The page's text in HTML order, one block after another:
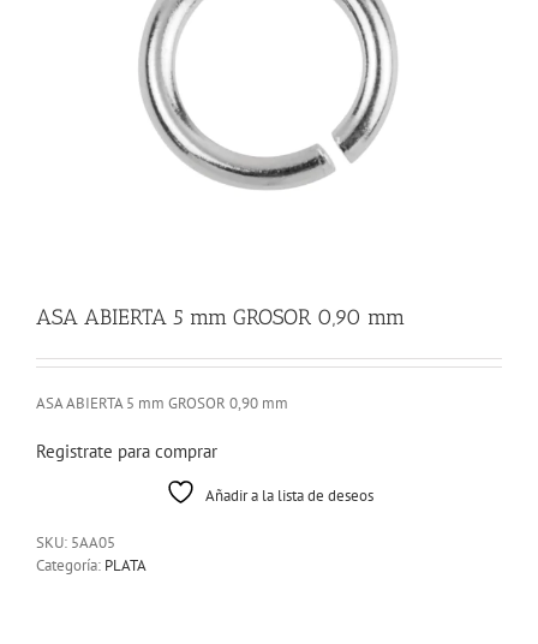
ASA ABIERTA 5 mm GROSOR 0,90 mm
ASA ABIERTA 5 mm GROSOR 0,90 mm
Registrate para comprar
Añadir a la lista de deseos
SKU: 5AA05
Categoría: PLATA